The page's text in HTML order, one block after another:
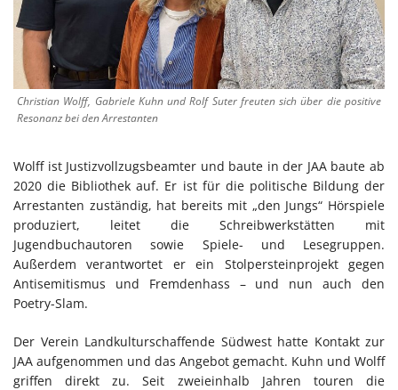
Christian Wolff, Gabriele Kuhn und Rolf Suter freuten sich über die positive
Resonanz bei den Arrestanten
Wolff ist Justizvollzugsbeamter und baute in der JAA baute ab
2020 die Bibliothek auf. Er ist für die politische Bildung der
Arrestanten zuständig, hat bereits mit „den Jungs“ Hörspiele
produziert, leitet die Schreibwerkstätten mit
Jugendbuchautoren sowie Spiele- und Lesegruppen.
Außerdem verantwortet er ein Stolpersteinprojekt gegen
Antisemitismus und Fremdenhass – und nun auch den
Poetry-Slam.
Der Verein Landkulturschaffende Südwest hatte Kontakt zur
JAA aufgenommen und das Angebot gemacht. Kuhn und Wolff
griffen direkt zu. Seit zweieinhalb Jahren touren die